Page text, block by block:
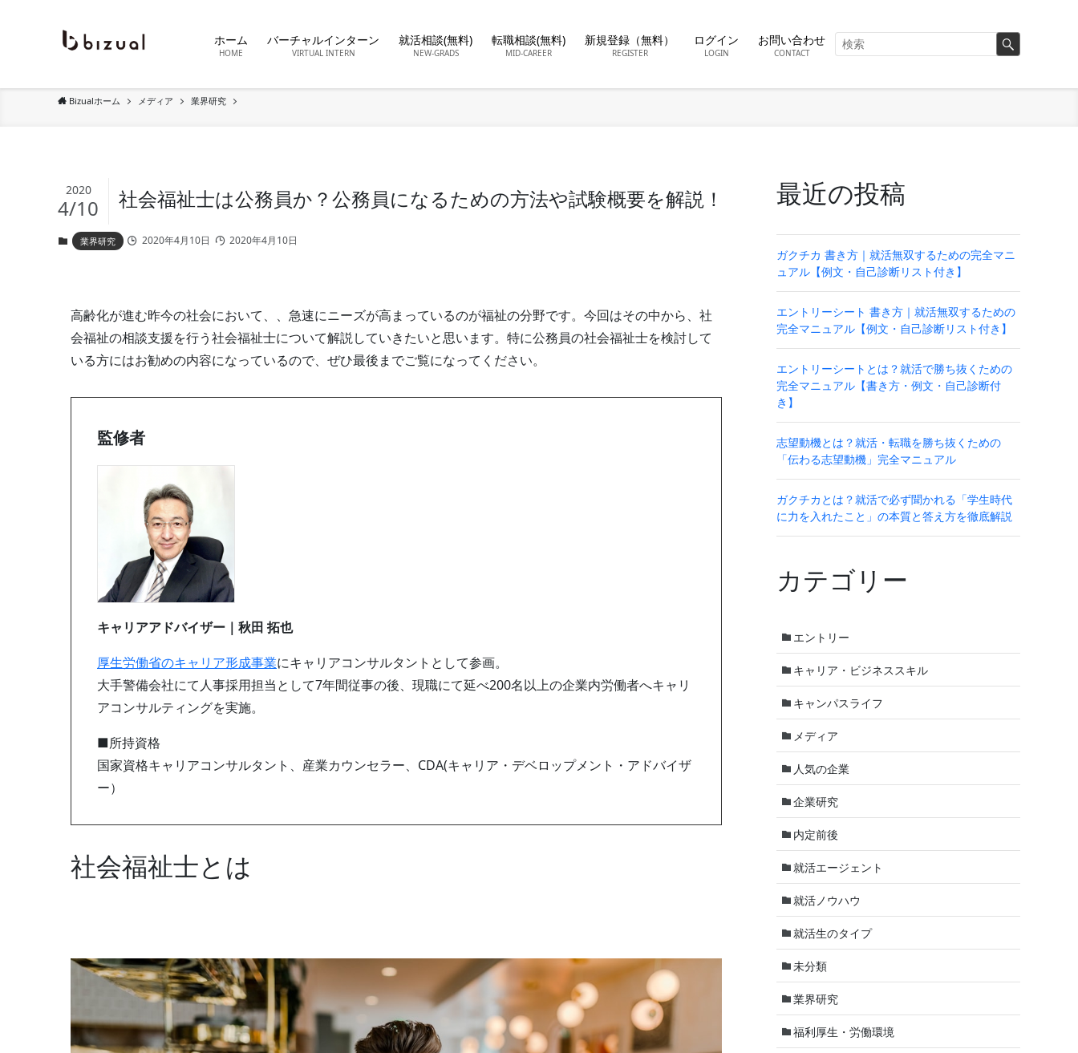
ホーム
HOME
バーチャルインターン
VIRTUAL INTERN
就活相談(無料)
NEW-GRADS
転職相談(無料)
MID-CAREER
新規登録（無料）
REGISTER
ログイン
LOGIN
お問い合わせ
CONTACT
Bizualホーム メディア 業界研究
社会福祉士は公務員か？公務員になるための方法や試験概要を解説！
2020
4/10
業界研究 2020年4月10日 2020年4月10日
高齢化が進む昨今の社会において、、急速にニーズが高まっているのが福祉の分野です。今回はその中から、社
会福祉の相談支援を行う社会福祉士について解説していきたいと思います。特に公務員の社会福祉士を検討して
いる方にはお勧めの内容になっているので、ぜひ最後までご覧になってください。
監修者
キャリアアドバイザー｜秋田 拓也
厚生労働省のキャリア形成事業にキャリアコンサルタントとして参画。
大手警備会社にて人事採用担当として7年間従事の後、現職にて延べ200名以上の企業内労働者へキャリ
アコンサルティングを実施。
■所持資格
国家資格キャリアコンサルタント、産業カウンセラー、CDA(キャリア・デベロップメント・アドバイザ
ー）
社会福祉士とは
最近の投稿
ガクチカ 書き方｜就活無双するための完全マニ
ュアル【例文・自己診断リスト付き】
エントリーシート 書き方｜就活無双するための
完全マニュアル【例文・自己診断リスト付き】
エントリーシートとは？就活で勝ち抜くための
完全マニュアル【書き方・例文・自己診断付
き】
志望動機とは？就活・転職を勝ち抜くための
「伝わる志望動機」完全マニュアル
ガクチカとは？就活で必ず聞かれる「学生時代
に力を入れたこと」の本質と答え方を徹底解説
カテゴリー
エントリー
キャリア・ビジネススキル
キャンパスライフ
メディア
人気の企業
企業研究
内定前後
就活エージェント
就活ノウハウ
就活生のタイプ
未分類
業界研究
福利厚生・労働環境